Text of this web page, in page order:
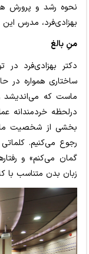
نحوه رشد و پرورش
بهزادی‌فرد، مدرس این
منِ بالغ
دکتر بهزادی‌فرد
ساختاری همواره در
ماست که می‌اندیشد
درلحظه خردمندانه
بخشی از شخصیت
رجوع می‌کنیم.
گمان می‌کنم» و
زبان بدن متناسب با